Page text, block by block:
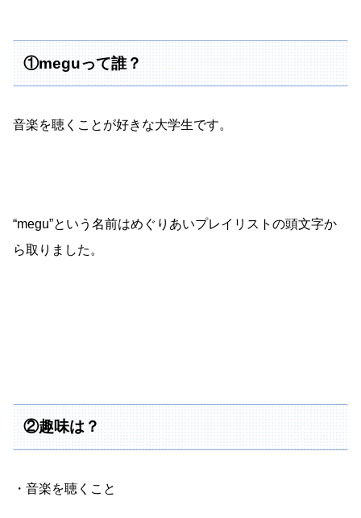
①meguって誰？
音楽を聴くことが好きな大学生です。
“megu”という名前はめぐりあいプレイリストの頭文字か
ら取りました。
②趣味は？
・音楽を聴くこと